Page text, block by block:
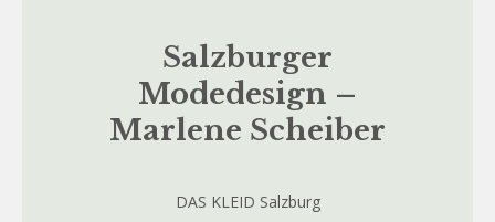
Salzburger
Modedesign –
Marlene Scheiber
DAS KLEID Salzburg